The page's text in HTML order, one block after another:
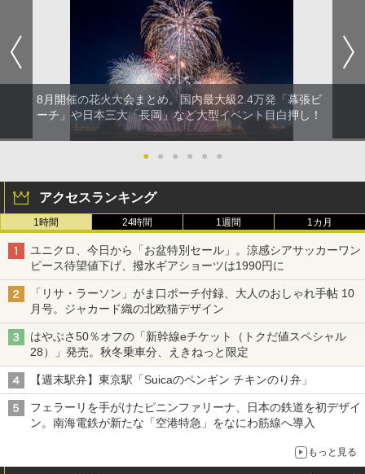
8月開催の花火大会まとめ。国内最大級2.4万発「幕張ビ
ーチ」や日本三大「長岡」など大型イベント目白押し！
● ● ● ● ● ●
アクセスランキング
1時間 24時間 1週間 1カ月
ユニクロ、今日から「お盆特別セール」。涼感シアサッカーワン
ピース待望値下げ、撥水ギアショーツは1990円に
「リサ・ラーソン」がま口ポーチ付録、大人のおしゃれ手帖 10
月号。ジャカード織の北欧猫デザイン
はやぶさ50％オフの「新幹線eチケット（トクだ値スペシャル
28）」発売。秋冬乗車分、えきねっと限定
【週末駅弁】東京駅「Suicaのペンギン チキンのり弁」
フェラーリを手がけたピニンファリーナ、日本の鉄道を初デザイ
ン。南海電鉄が新たな「空港特急」をなにわ筋線へ導入
もっと見る